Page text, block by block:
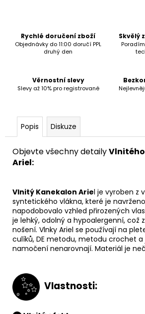
Rychlé doručení zboží
Objednávky do 11:00 doručí PPL
druhý den
Skvělý
Věrnostní slevy
Slevy až 10% pro registrované
Popis Diskuze
Objevte všechny detaily
Ariel:
Vlnitý Kanekalon Ariel je vyroben z
syntetického vlákna, které je
napodobovalo vzhled přirozených
je lehký, odolný a hypoalergenní, což
nošení. Vlnky Ariel se používají na
culíků, DE metodu, metodu crochet a
namočení nenarovnají. Materiál je
Vlastnosti:
m